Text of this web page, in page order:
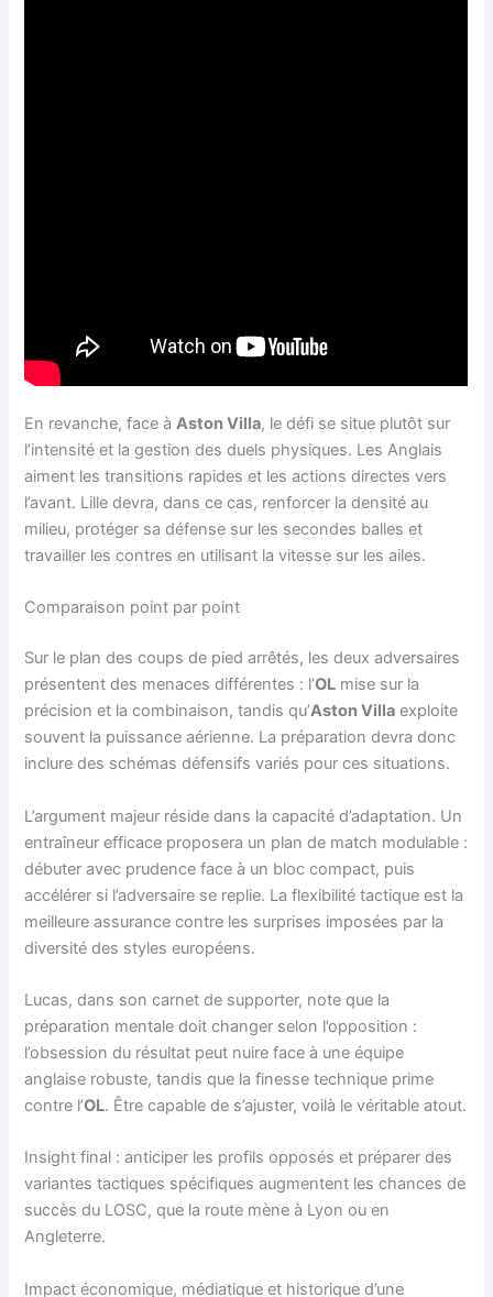
En revanche, face àAston Villa, le défi se situe plutôt sur
l’intensité et la gestion des duels physiques. Les Anglais
aiment les transitions rapides et les actions directes vers
l’avant. Lille devra, dans ce cas, renforcer la densité au
milieu, protéger sa défense sur les secondes balles et
travailler les contres en utilisant la vitesse sur les ailes.
Comparaison point par point
Sur le plan des coups de pied arrêtés, les deux adversaires
présentent des menaces différentes : l’OL mise sur la
précision et la combinaison, tandis qu’Aston Villa exploite
souvent la puissance aérienne. La préparation devra donc
inclure des schémas défensifs variés pour ces situations.
L’argument majeur réside dans la capacité d’adaptation. Un
entraîneur efficace proposera un plan de match modulable :
débuter avec prudence face à un bloc compact, puis
accélérer si l’adversaire se replie. La flexibilité tactique est la
meilleure assurance contre les surprises imposées par la
diversité des styles européens.
Lucas, dans son carnet de supporter, note que la
préparation mentale doit changer selon l’opposition :
l’obsession du résultat peut nuire face à une équipe
anglaise robuste, tandis que la finesse technique prime
contre l’OL. Être capable de s’ajuster, voilà le véritable atout.
Insight final : anticiper les profils opposés et préparer des
variantes tactiques spécifiques augmentent les chances de
succès du LOSC, que la route mène à Lyon ou en
Angleterre.
Impact économique, médiatique et historique d’une